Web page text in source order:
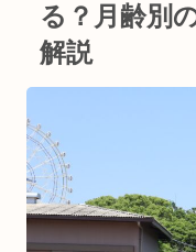
る？月齢別
解説